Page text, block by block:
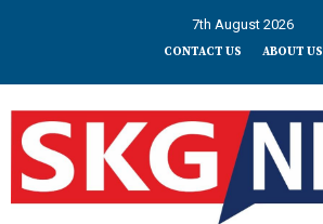
7th August 2026
CONTACT US ABOUT US